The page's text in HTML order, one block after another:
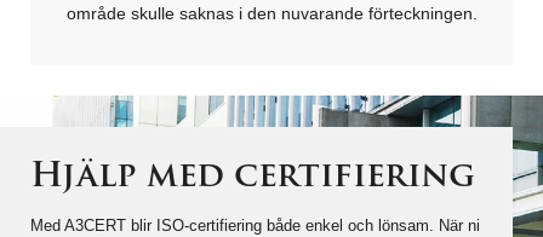
område skulle saknas i den nuvarande förteckningen.
Hjälp med certifiering
Med A3CERT blir ISO-certifiering både enkel och lönsam. När ni